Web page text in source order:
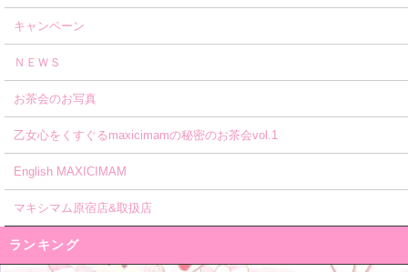
キャンペーン
ＮＥＷＳ
お茶会のお写真
乙女心をくすぐるmaxicimamの秘密のお茶会vol.1
English MAXICIMAM
マキシマム原宿店&取扱店
ランキング